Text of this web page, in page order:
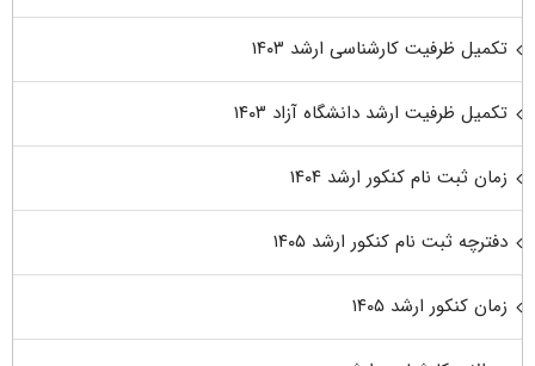
تکمیل ظرفیت کارشناسی ارشد ۱۴۰۳
تکمیل ظرفیت ارشد دانشگاه آزاد ۱۴۰۳
زمان ثبت نام کنکور ارشد ۱۴۰۴
دفترچه ثبت نام کنکور ارشد ۱۴۰۵
زمان کنکور ارشد ۱۴۰۵